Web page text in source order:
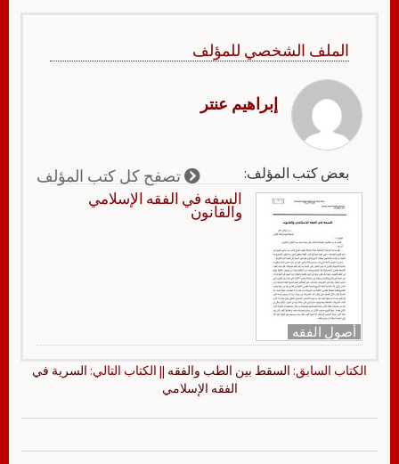
الملف الشخصي للمؤلف
إبراهيم عنتر
بعض كتب المؤلف: تصفح كل كتب المؤلف
أصول الفقه
السفه في الفقه الإسلامي
والقانون
الكتاب السابق: السقط بين الطب والفقه || الكتاب التالي: السرية في
الفقه الإسلامي